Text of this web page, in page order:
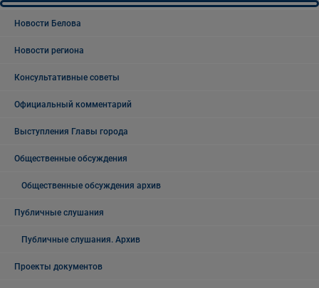
Новости Белова
Новости региона
Консультативные советы
Официальный комментарий
Выступления Главы города
Общественные обсуждения
Общественные обсуждения архив
Публичные слушания
Публичные слушания. Архив
Проекты документов